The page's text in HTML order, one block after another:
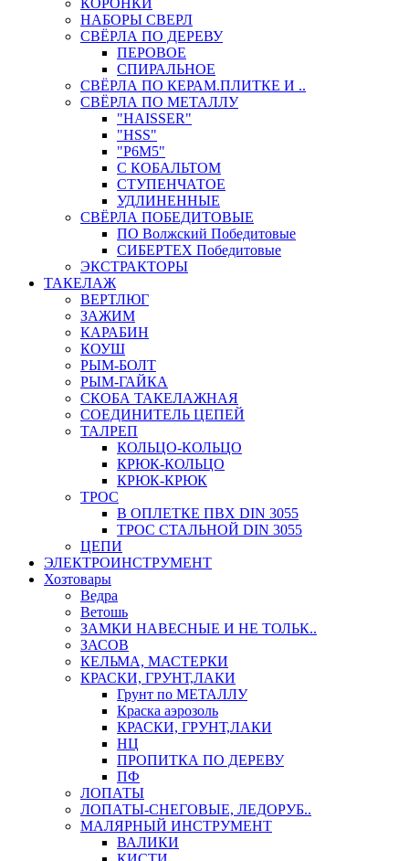
КОРОНКИ
НАБОРЫ СВЕРЛ
СВЁРЛА ПО ДЕРЕВУ
ПЕРОВОЕ
СПИРАЛЬНОЕ
СВЁРЛА ПО КЕРАМ.ПЛИТКЕ И ..
СВЁРЛА ПО МЕТАЛЛУ
"HAISSER"
"HSS"
"Р6М5"
С КОБАЛЬТОМ
СТУПЕНЧАТОЕ
УДЛИНЕННЫЕ
СВЁРЛА ПОБЕДИТОВЫЕ
ПО Волжский Победитовые
СИБЕРТЕХ Победитовые
ЭКСТРАКТОРЫ
ТАКЕЛАЖ
ВЕРТЛЮГ
ЗАЖИМ
КАРАБИН
КОУШ
РЫМ-БОЛТ
РЫМ-ГАЙКА
СКОБА ТАКЕЛАЖНАЯ
СОЕДИНИТЕЛЬ ЦЕПЕЙ
ТАЛРЕП
КОЛЬЦО-КОЛЬЦО
КРЮК-КОЛЬЦО
КРЮК-КРЮК
ТРОС
В ОПЛЕТКЕ ПВХ DIN 3055
ТРОС СТАЛЬНОЙ DIN 3055
ЦЕПИ
ЭЛЕКТРОИНСТРУМЕНТ
Хозтовары
Ведра
Ветошь
ЗАМКИ НАВЕСНЫЕ И НЕ ТОЛЬК..
ЗАСОВ
КЕЛЬМА, МАСТЕРКИ
КРАСКИ, ГРУНТ,ЛАКИ
Грунт по МЕТАЛЛУ
Краска аэрозоль
КРАСКИ, ГРУНТ,ЛАКИ
НЦ
ПРОПИТКА ПО ДЕРЕВУ
ПФ
ЛОПАТЫ
ЛОПАТЫ-СНЕГОВЫЕ, ЛЕДОРУБ..
МАЛЯРНЫЙ ИНСТРУМЕНТ
ВАЛИКИ